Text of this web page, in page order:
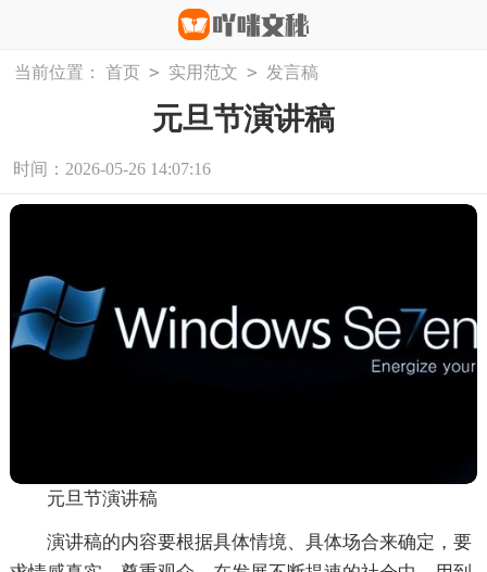
当前位置： 首页 > 实用范文 > 发言稿
元旦节演讲稿
时间：2026-05-26 14:07:16
元旦节演讲稿
演讲稿的内容要根据具体情境、具体场合来确定，要